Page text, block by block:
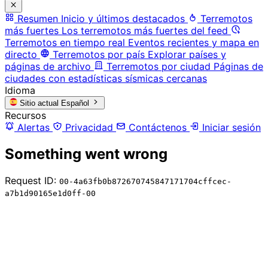
Resumen Inicio y últimos destacados
Terremotos
más fuertes Los terremotos más fuertes del feed
Terremotos en tiempo real Eventos recientes y mapa en
directo
Terremotos por país Explorar países y
páginas de archivo
Terremotos por ciudad Páginas de
ciudades con estadísticas sísmicas cercanas
Idioma
Sitio actual Español
Recursos
Alertas
Privacidad Contáctenos Iniciar sesión
Something went wrong
Request ID: 00-4a63fb0b872670745847171704cffcec-
a7b1d90165e1d0ff-00